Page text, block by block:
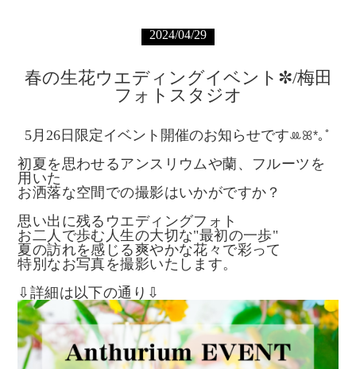
2024/04/29
春の生花ウエディングイベント✼/梅田
フォトスタジオ
5月26日限定イベント開催のお知らせですꔛꕤ*｡ﾟ
初夏を思わせるアンスリウムや蘭、フルーツを
用いた
お洒落な空間での撮影はいかがですか？
思い出に残るウエディングフォト
お二人で歩む人生の大切な"最初の一歩"
夏の訪れを感じる爽やかな花々で彩って
特別なお写真を撮影いたします。
⇩詳細は以下の通り⇩